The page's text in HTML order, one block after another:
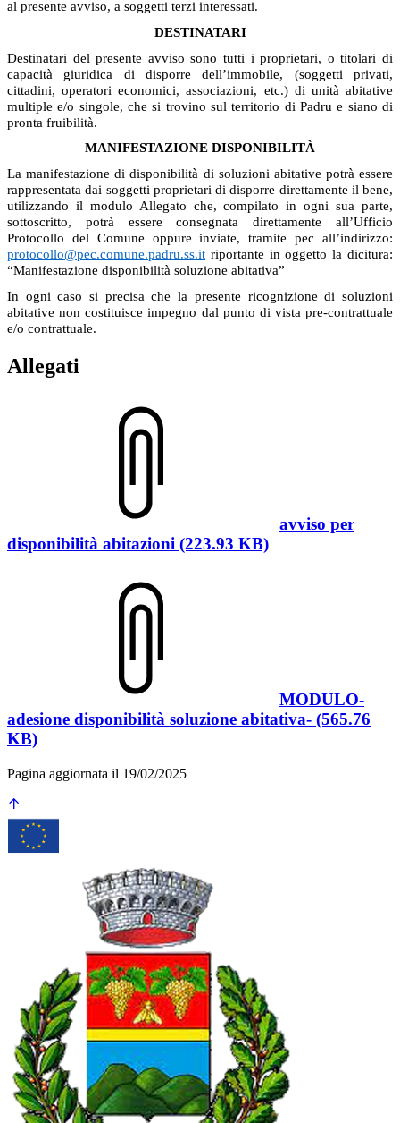
al presente avviso, a soggetti terzi interessati.
DESTINATARI
Destinatari del presente avviso sono tutti i proprietari, o titolari di
capacità giuridica di disporre dell’immobile, (soggetti privati,
cittadini, operatori economici, associazioni, etc.) di unità abitative
multiple e/o singole, che si trovino sul territorio di Padru e siano di
pronta fruibilità.
MANIFESTAZIONE DISPONIBILITÀ
La manifestazione di disponibilità di soluzioni abitative potrà essere
rappresentata dai soggetti proprietari di disporre direttamente il bene,
utilizzando il modulo Allegato che, compilato in ogni sua parte,
sottoscritto, potrà essere consegnata direttamente all’Ufficio
Protocollo del Comune oppure inviate, tramite pec all’indirizzo:
protocollo@pec.comune.padru.ss.it riportante in oggetto la dicitura:
“Manifestazione disponibilità soluzione abitativa”
In ogni caso si precisa che la presente ricognizione di soluzioni
abitative non costituisce impegno dal punto di vista pre-contrattuale
e/o contrattuale.
Allegati
avviso per
disponibilità abitazioni (223.93 KB)
MODULO-
adesione disponibilità soluzione abitativa- (565.76
KB)
Pagina aggiornata il 19/02/2025